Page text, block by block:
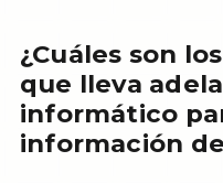
¿Cuáles son
que lleva
informático
información